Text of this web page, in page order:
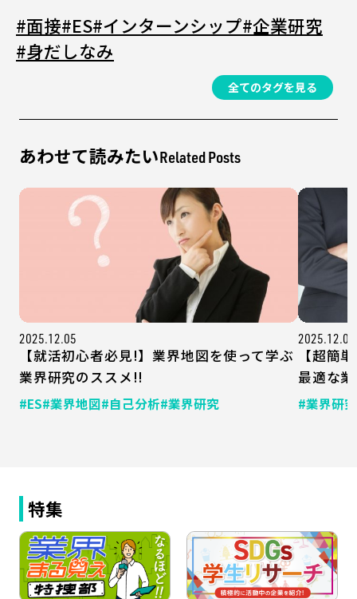
#面接#ES#インターンシップ#企業研究
#身だしなみ
全てのタグを見る
Related Posts
あわせて読みたい
2025.12.05
【就活初心者必見!】業界地図を使って学ぶ
業界研究のススメ!!
#ES#業界地図#自己分析#業界研究
2025.12.04
【超簡
最適な
#業界研究
特集